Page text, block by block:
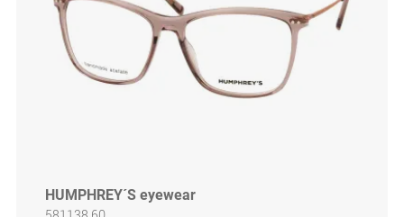
HUMPHREY´S eyewear